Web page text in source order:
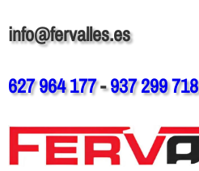
info@fervalles.es
627 964 177-937 299 718